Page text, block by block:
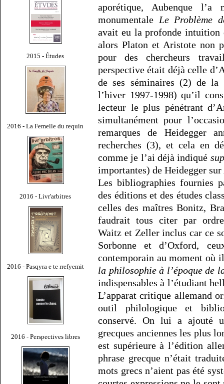
2015 - Études
2016 - La Femelle du requin
2016 - Livr'arbitres
2016 - Pasqyra e te rrefyemit
2016 - Perspectives libres
aporétique, Aubenque
monumentale Le Problème
avait eu la profonde intuition
alors Platon et Aristote non
pour des chercheurs
perspective était déjà celle
de ses séminaires (2) de la
l’hiver 1997-1998) qu’il
lecteur le plus pénétrant
simultanément pour
remarques de Heidegger
recherches (3), et cela en
comme je l’ai déjà indiqué
importantes) de Heidegger
Les bibliographies fournies
des éditions et des études
celles des maîtres Bonitz,
faudrait tous citer par ordre
Waitz et Zeller inclus car ce
Sorbonne et d’Oxford,
contemporain au moment où
la philosophie à l’époque de
indispensables à l’étudiant
L’apparat critique allemand
outil philologique et
conservé. On lui a ajouté
grecques anciennes les plus
est supérieure à l’édition
phrase grecque n’était
mots grecs n’aient pas été